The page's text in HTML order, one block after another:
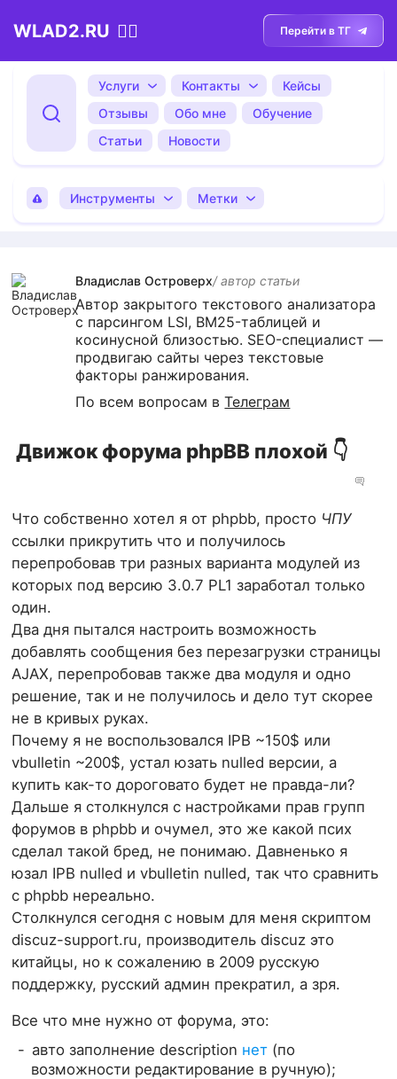
WLAD2.RU 💁‍♂️ Перейти в ТГ
Услуги Контакты
Кейсы
Отзывы
Обо мне
Обучение
Статьи
Новости
Инструменты Метки
Владислав Островерх/ автор cтатьи
Автор закрытого текстового анализатора
с парсингом LSI, BM25-таблицей и
косинусной близостью. SEO-специалист —
продвигаю сайты через текстовые
факторы ранжирования.
По всем вопросам вТелеграм
Движок форума phpBB плохой 👇
Что собственно хотел я от phpbb, просто ЧПУ
ссылки прикрутить что и получилось
перепробовав три разных варианта модулей из
которых под версию 3.0.7 PL1 заработал только
один.
Два дня пытался настроить возможность
добавлять сообщения без перезагрузки страницы
AJAX, перепробовав также два модуля и одно
решение, так и не получилось и дело тут скорее
не в кривых руках.
Почему я не воспользовался IPB ~150$ или
vbulletin ~200$, устал юзать nulled версии, а
купить как-то дороговато будет не правда-ли?
Дальше я столкнулся с настройками прав групп
форумов в phpbb и очумел, это же какой псих
сделал такой бред, не понимаю. Давненько я
юзал IPB nulled и vbulletin nulled, так что сравнить
с phpbb нереально.
Столкнулся сегодня с новым для меня скриптом
discuz-support.ru, производитель discuz это
китайцы, но к сожалению в 2009 русскую
поддержку, русский админ прекратил, а зря.
Все что мне нужно от форума, это:
авто заполнение description нет(по
возможности редактирование в ручную);